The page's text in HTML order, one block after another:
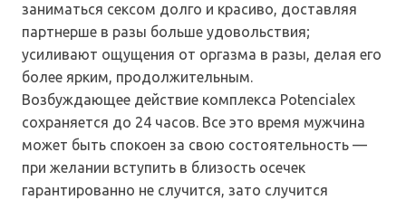
заниматься сексом долго и красиво, доставляя
партнерше в разы больше удовольствия;
усиливают ощущения от оргазма в разы, делая его
более ярким, продолжительным.
Возбуждающее действие комплекса Potencialex
сохраняется до 24 часов. Все это время мужчина
может быть спокоен за свою состоятельность —
при желании вступить в близость осечек
гарантированно не случится, зато случится